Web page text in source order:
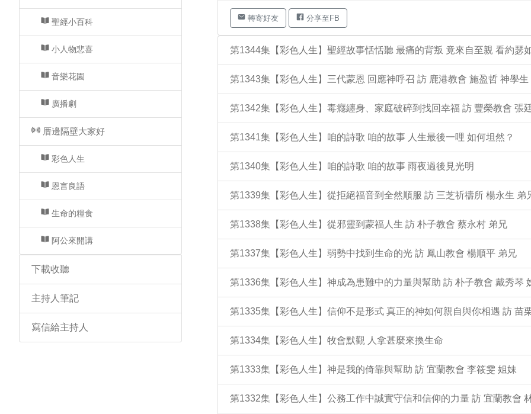
聖經小百科
小人物悲喜
音樂花園
廣播劇
厝邊隔壁大家好
彩色人生
恩言良語
生命的糧食
阿公來開講
下載收聽
主持人筆記
寫信給主持人
轉寄好友 分享至FB
第1344集【彩色人生】聖經故事恬恬聽 最痛的背叛 竟來自至親 看約瑟
第1343集【彩色人生】三代蒙恩 回應神呼召 訪 鹿港教會 施盈哲 神學生
第1342集【彩色人生】毒癮纏身、家庭破碎到找回幸福 訪 豐榮教會 張
第1341集【彩色人生】咱的詩歌 咱的故事 人生最後一哩 如何坦然？
第1340集【彩色人生】咱的詩歌 咱的故事 雨夜過後見光明
第1339集【彩色人生】從拒絕福音到全然順服 訪 三芝祈禱所 楊永生 弟
第1338集【彩色人生】從邪靈到蒙福人生 訪 朴子教會 蔡永村 弟兄
第1337集【彩色人生】弱勢中找到生命的光 訪 鳳山教會 楊順平 弟兄
第1336集【彩色人生】神成為患難中的力量與幫助 訪 朴子教會 戴秀琴
第1335集【彩色人生】信仰不是形式 真正的神如何親自與你相遇 訪 苗
第1334集【彩色人生】牧會默觀 人拿甚麼來換生命
第1333集【彩色人生】神是我的倚靠與幫助 訪 宜蘭教會 李筱雯 姐妹
第1332集【彩色人生】公務工作中誠實守信和信仰的力量 訪 宜蘭教會